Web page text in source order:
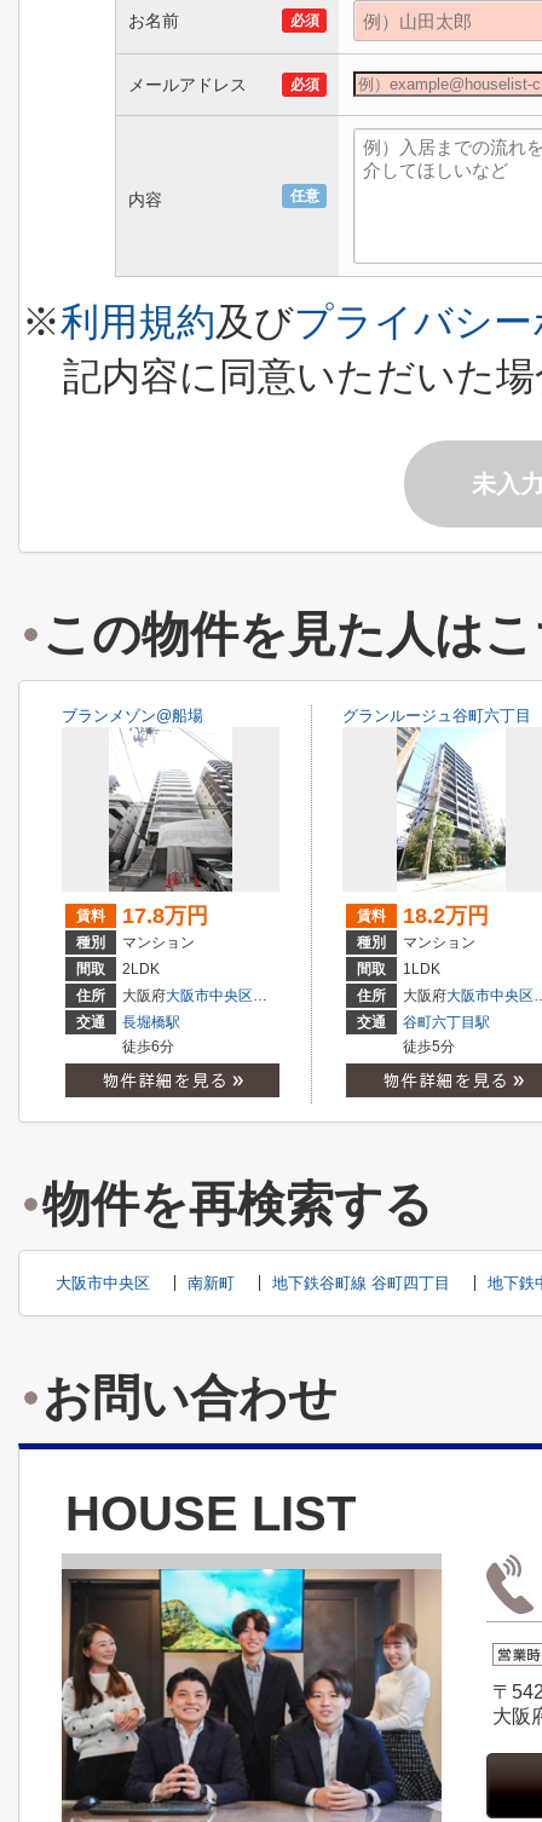
お名前 必須
メールアドレス 必須
内容 任意
※利用規約及びプライバシ
記内容に同意いただいた
未入
この物件を見た人は
ブランメゾン@船場
賃料 17.8万円
種別
マンション
間取
2LDK
住所
大阪府大阪市中央区博労町
１丁目
交通
長堀橋駅
徒歩6分
グランルージュ谷町六丁目
賃料 18.2万円
種別
マンション
間取
1LDK
住所
大阪府大阪市中央区
交通
谷町六丁目駅
徒歩5分
物件を再検索する
大阪市中央区 南新町 地下鉄谷町線 谷町四丁目 地下鉄
お問い合わせ
HOUSE LIST
〒
大阪